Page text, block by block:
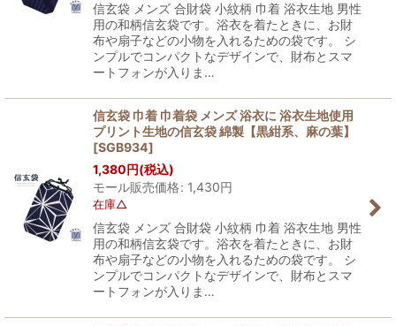
信玄袋 メンズ 合財袋 小紋柄 巾着 浴衣生地 男性
用の和柄信玄袋です。浴衣を着たときに、お財
布や扇子などの小物を入れるための袋です。 シ
ンプルでコンパクトなデザインで、財布とスマ
ートフォンが入りま…
信玄袋 巾着 巾着袋 メンズ 浴衣に 浴衣生地使用
プリント生地の信玄袋 綿製【黒紺系、麻の葉】
[SGB934]
1,380円(税込)
モール販売価格: 1,430円
在庫△
信玄袋 メンズ 合財袋 小紋柄 巾着 浴衣生地 男性
用の和柄信玄袋です。浴衣を着たときに、お財
布や扇子などの小物を入れるための袋です。 シ
ンプルでコンパクトなデザインで、財布とスマ
ートフォンが入りま…